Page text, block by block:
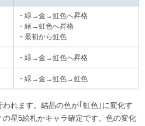
・緑→金→虹色へ昇格
・緑→虹色へ昇格
・最初から虹色
・緑→金→虹色へ昇格
・緑→金→虹色→虹色
れます。結晶の色が｢虹色｣に変化す
星5絵札かキャラ確定です。色の変化